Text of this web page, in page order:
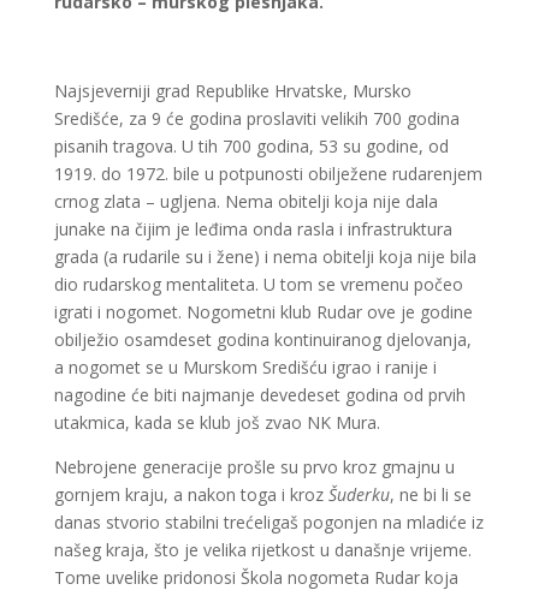
Najsjeverniji grad Republike Hrvatske, Mursko
Središće, za 9 će godina proslaviti velikih 700 godina
pisanih tragova. U tih 700 godina, 53 su godine, od
1919. do 1972. bile u potpunosti obilježene rudarenjem
crnog zlata – ugljena. Nema obitelji koja nije dala
junake na čijim je leđima onda rasla i infrastruktura
grada (a rudarile su i žene) i nema obitelji koja nije bila
dio rudarskog mentaliteta. U tom se vremenu počeo
igrati i nogomet. Nogometni klub Rudar ove je godine
obilježio osamdeset godina kontinuiranog djelovanja,
a nogomet se u Murskom Središću igrao i ranije i
nagodine će biti najmanje devedeset godina od prvih
utakmica, kada se klub još zvao NK Mura.
Nebrojene generacije prošle su prvo kroz gmajnu u
gornjem kraju, a nakon toga i kroz Šuderku, ne bi li se
danas stvorio stabilni trećeligaš pogonjen na mladiće iz
našeg kraja, što je velika rijetkost u današnje vrijeme.
Tome uvelike pridonosi Škola nogometa Rudar koja